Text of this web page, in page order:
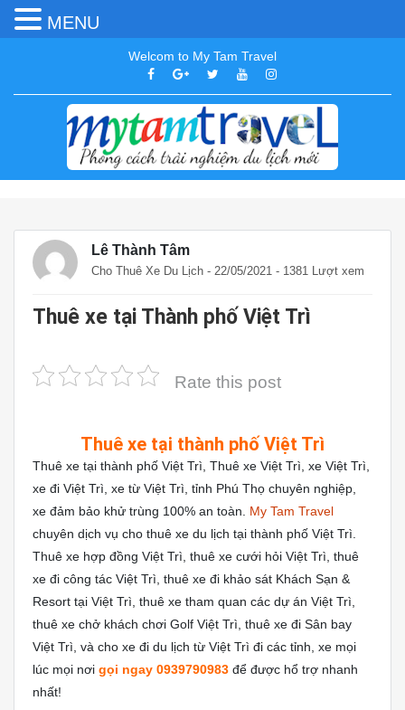
Welcom to My Tam Travel
Lê Thành Tâm
Cho Thuê Xe Du Lịch - 22/05/2021 - 1381 Lượt xem
Thuê xe tại Thành phố Việt Trì
Rate this post
Thuê xe tại thành phố Việt Trì
Thuê xe tại thành phố Việt Trì, Thuê xe Việt Trì, xe Việt Trì,
xe đi Việt Trì, xe từ Việt Trì, tỉnh Phú Thọ chuyên nghiệp,
xe đảm bảo khử trùng 100% an toàn. My Tam Travel
chuyên dịch vụ cho thuê xe du lịch tại thành phố Việt Trì.
Thuê xe hợp đồng Việt Trì, thuê xe cưới hỏi Việt Trì, thuê
xe đi công tác Việt Trì, thuê xe đi khảo sát Khách Sạn &
Resort tại Việt Trì, thuê xe tham quan các dự án Việt Trì,
thuê xe chở khách chơi Golf Việt Trì, thuê xe đi Sân bay
Việt Trì, và cho xe đi du lịch từ Việt Trì đi các tỉnh, xe mọi
lúc mọi nơi gọi ngay 0939790983 để được hổ trợ nhanh
nhất!
MENU